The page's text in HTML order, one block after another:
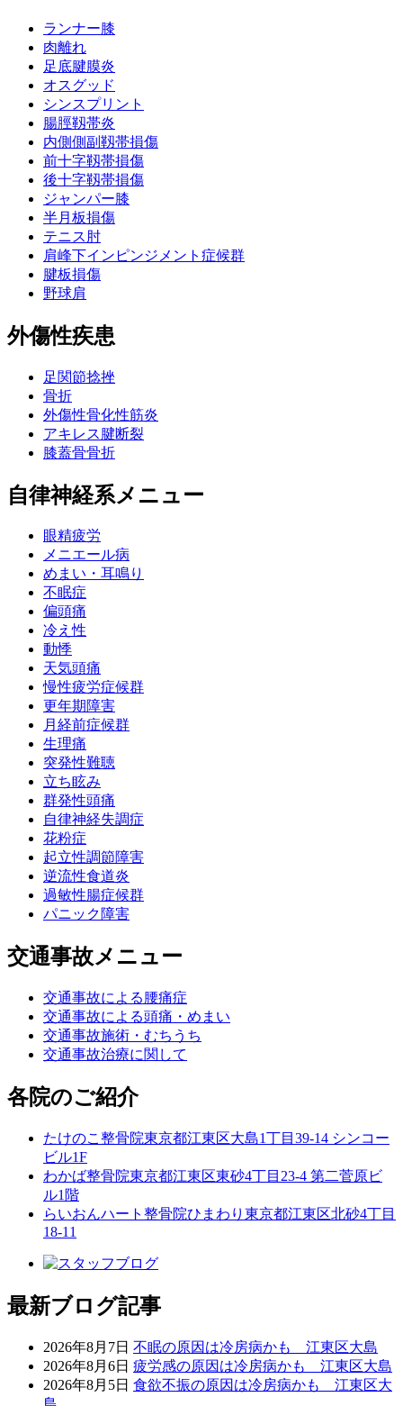
ランナー膝
肉離れ
足底腱膜炎
オスグッド
シンスプリント
腸脛靱帯炎
内側側副靱帯損傷
前十字靱帯損傷
後十字靱帯損傷
ジャンパー膝
半月板損傷
テニス肘
肩峰下インピンジメント症候群
腱板損傷
野球肩
外傷性疾患
足関節捻挫
骨折
外傷性骨化性筋炎
アキレス腱断裂
膝蓋骨骨折
自律神経系メニュー
眼精疲労
メニエール病
めまい・耳鳴り
不眠症
偏頭痛
冷え性
動悸
天気頭痛
慢性疲労症候群
更年期障害
月経前症候群
生理痛
突発性難聴
立ち眩み
群発性頭痛
自律神経失調症
花粉症
起立性調節障害
逆流性食道炎
過敏性腸症候群
パニック障害
交通事故メニュー
交通事故による腰痛症
交通事故による頭痛・めまい
交通事故施術・むちうち
交通事故治療に関して
各院のご紹介
たけのこ整骨院東京都江東区大島1丁目39-14 シンコー
ビル1F
わかば整骨院東京都江東区東砂4丁目23-4 第二菅原ビ
ル1階
らいおんハート整骨院ひまわり 東京都江東区北砂4丁目
18-11
最新ブログ記事
2026年8月7日 不眠の原因は冷房病かも 江東区大島
2026年8月6日 疲労感の原因は冷房病かも 江東区大島
2026年8月5日 食欲不振の原因は冷房病かも 江東区大